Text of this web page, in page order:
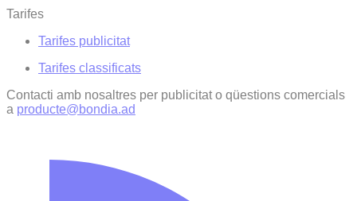
Tarifes
Tarifes publicitat
Tarifes classificats
Contacti amb nosaltres per publicitat o qüestions comercials
a producte@bondia.ad